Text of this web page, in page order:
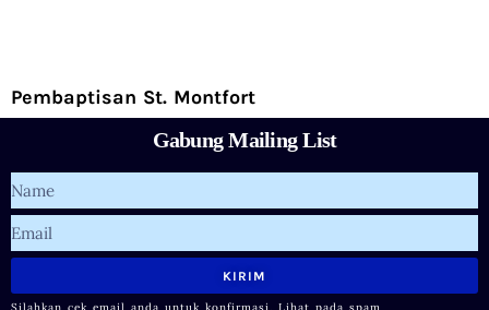
Pembaptisan St. Montfort
Gabung Mailing List
Name
Email
KIRIM